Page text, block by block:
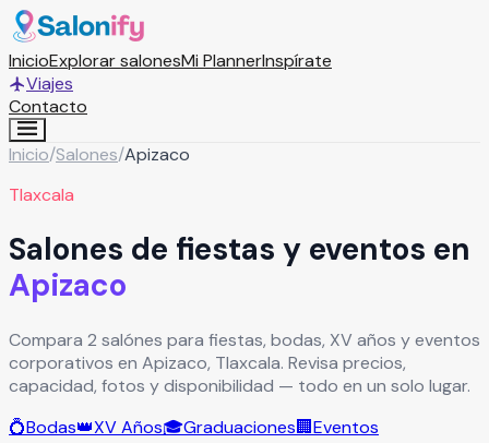
InicioExplorar salonesMi PlannerInspírate
Viajes
Contacto
Inicio/Salones/Apizaco
Tlaxcala
Salones de fiestas y eventos en
Apizaco
Compara 2 salónes para fiestas, bodas, XV años y eventos
corporativos en Apizaco, Tlaxcala. Revisa precios,
capacidad, fotos y disponibilidad — todo en un solo lugar.
💍Bodas👑XV Años🎓Graduaciones🏢Eventos